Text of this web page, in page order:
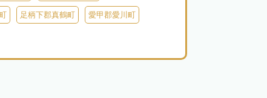
足柄下郡真鶴町 愛甲郡愛川町